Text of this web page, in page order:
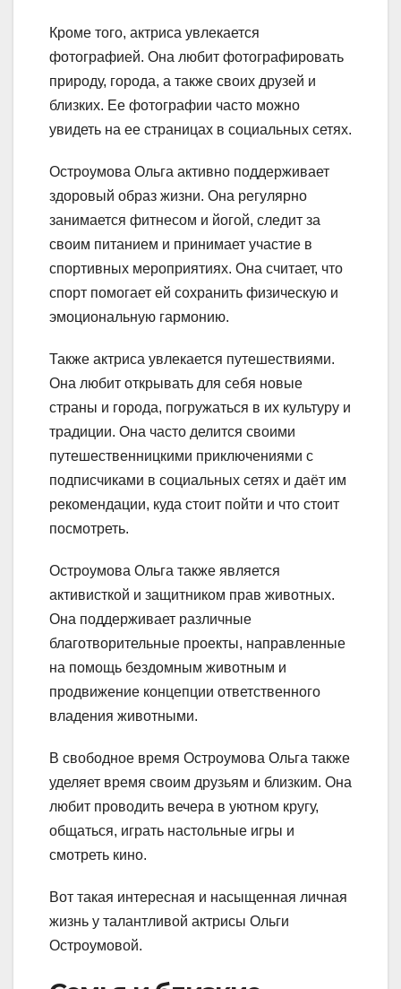
Кроме того, актриса увлекается
фотографией. Она любит фотографировать
природу, города, а также своих друзей и
близких. Ее фотографии часто можно
увидеть на ее страницах в социальных сетях.
Остроумова Ольга активно поддерживает
здоровый образ жизни. Она регулярно
занимается фитнесом и йогой, следит за
своим питанием и принимает участие в
спортивных мероприятиях. Она считает, что
спорт помогает ей сохранить физическую и
эмоциональную гармонию.
Также актриса увлекается путешествиями.
Она любит открывать для себя новые
страны и города, погружаться в их культуру и
традиции. Она часто делится своими
путешественницкими приключениями с
подписчиками в социальных сетях и даёт им
рекомендации, куда стоит пойти и что стоит
посмотреть.
Остроумова Ольга также является
активисткой и защитником прав животных.
Она поддерживает различные
благотворительные проекты, направленные
на помощь бездомным животным и
продвижение концепции ответственного
владения животными.
В свободное время Остроумова Ольга также
уделяет время своим друзьям и близким. Она
любит проводить вечера в уютном кругу,
общаться, играть настольные игры и
смотреть кино.
Вот такая интересная и насыщенная личная
жизнь у талантливой актрисы Ольги
Остроумовой.